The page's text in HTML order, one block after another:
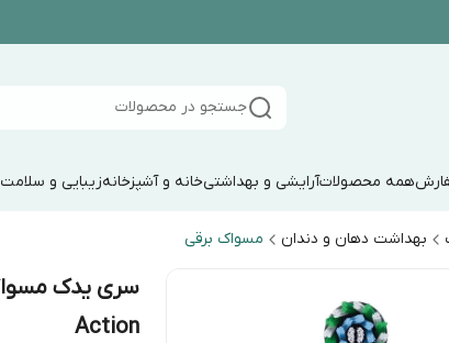
جستجو در محصولات
همه محصولاتآرایشی و بهداشتیخانه و آشپزخانهزیبایی و سلامت
بهداشت دهان و دندان مسواک برقی
Action